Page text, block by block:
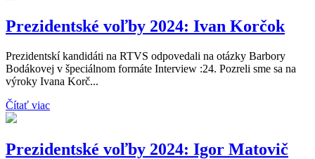
Prezidentské voľby 2024: Ivan Korčok
Prezidentskí kandidáti na RTVS odpovedali na otázky Barbory
Bodákovej v špeciálnom formáte Interview :24. Pozreli sme sa na
výroky Ivana Korč...
Čítať viac
Prezidentské voľby 2024: Igor Matovič